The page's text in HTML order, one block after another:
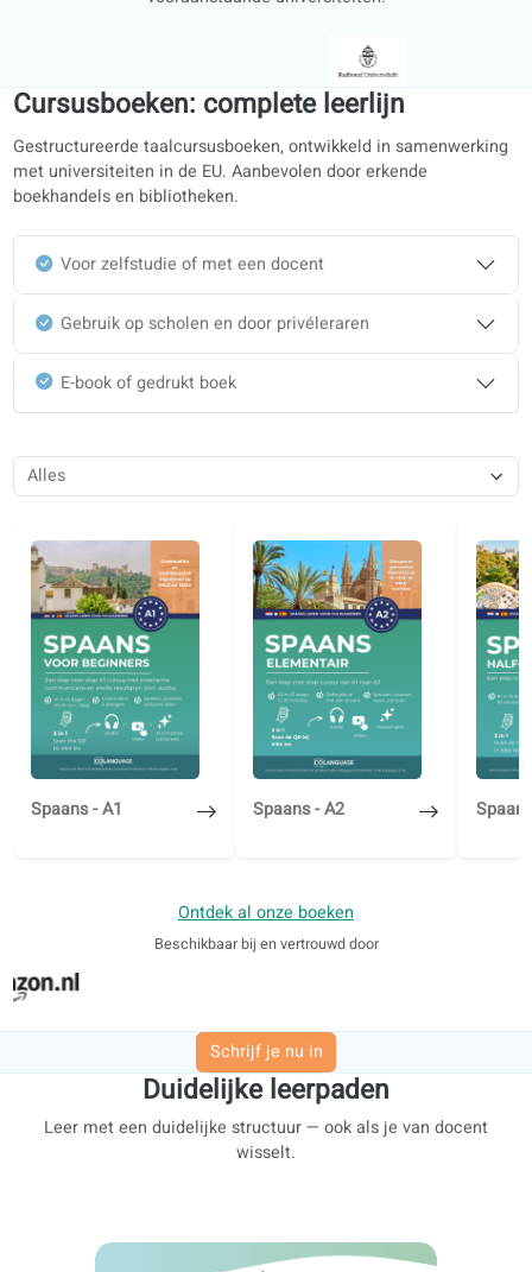
Spaans
Vind een docent
Al onze docenten zijn academisch opgeleid en
vooraanstaande universiteiten.
Cursusboeken: complete leerlijn
Gestructureerde taalcursusboeken, ontwikkeld in
met universiteiten in de EU. Aanbevolen door erkende
boekhandels en bibliotheken.
Voor zelfstudie of met een docent
Gebruik op scholen en door privéleraren